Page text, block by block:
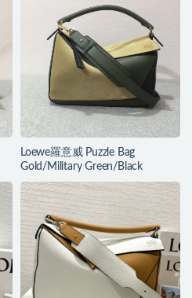
Loewe羅意威 Puzzle Bag
Gold/Military Green/Black